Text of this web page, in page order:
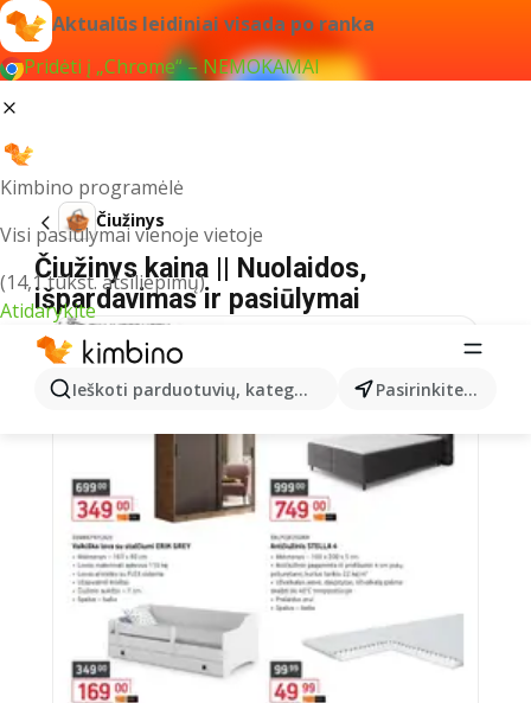
Aktualūs leidiniai visada po ranka
Pridėti į „Chrome“ – NEMOKAMAI
Kimbino programėlė
Visi pasiūlymai vienoje vietoje
(14,1 tūkst. atsiliepimų)
Atidarykite
Ieškoti parduotuvių, kategorijų, produktų... Pasirinkite miestą
Čiužinys
Čiužinys kaina || Nuolaidos,
išpardavimas ir pasiūlymai